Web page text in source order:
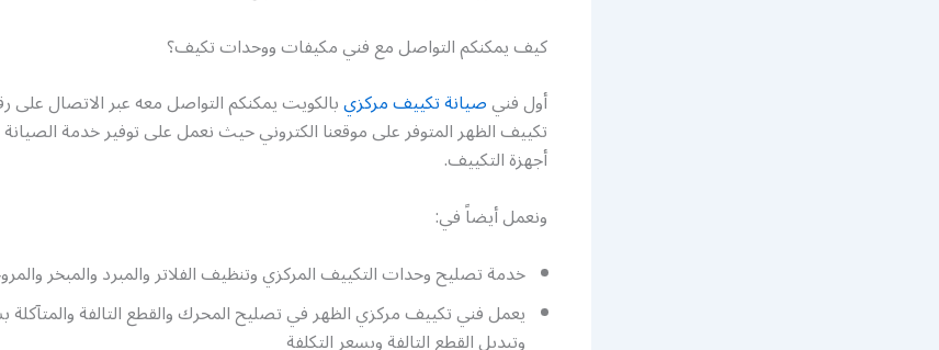
كيف يمكنكم التواصل مع فني مكيفات ووحدات تكيف؟
أول فنيصيانة تكييف مركزيبالكويت يمكنكم التواصل معه عبر الاتصال
تكييف الظهر المتوفر على موقعنا الكتروني حيث نعمل على توفير خدمة
أجهزة التكييف.
ونعمل أيضاً في:
خدمة تصليح وحدات التكييف المركزي وتنظيف الفلاتر والمبرد والمبخر
يعمل فني تكييف مركزي الظهر في تصليح المحرك والقطع التالفة والمتآكلة
وتبديل القطع التالفة وبسعر التكلفة